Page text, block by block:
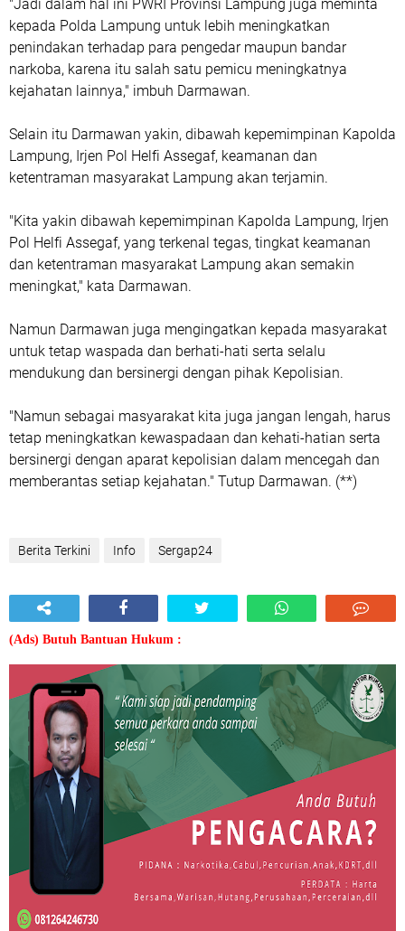
"Jadi dalam hal ini PWRI Provinsi Lampung juga meminta
kepada Polda Lampung untuk lebih meningkatkan
penindakan terhadap para pengedar maupun bandar
narkoba, karena itu salah satu pemicu meningkatnya
kejahatan lainnya," imbuh Darmawan.
Selain itu Darmawan yakin, dibawah kepemimpinan Kapolda
Lampung, Irjen Pol Helfi Assegaf, keamanan dan
ketentraman masyarakat Lampung akan terjamin.
"Kita yakin dibawah kepemimpinan Kapolda Lampung, Irjen
Pol Helfi Assegaf, yang terkenal tegas, tingkat keamanan
dan ketentraman masyarakat Lampung akan semakin
meningkat," kata Darmawan.
Namun Darmawan juga mengingatkan kepada masyarakat
untuk tetap waspada dan berhati-hati serta selalu
mendukung dan bersinergi dengan pihak Kepolisian.
"Namun sebagai masyarakat kita juga jangan lengah, harus
tetap meningkatkan kewaspadaan dan kehati-hatian serta
bersinergi dengan aparat kepolisian dalam mencegah dan
memberantas setiap kejahatan." Tutup Darmawan. (**)
Berita Terkini Info Sergap24
(Ads) Butuh Bantuan Hukum :